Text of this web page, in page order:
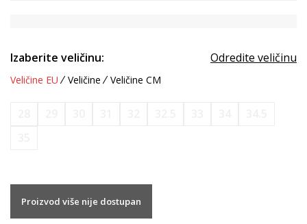
Izaberite veličinu: Odredite veličinu
Veličine EU Veličine Veličine CM
Proizvod više nije dostupan